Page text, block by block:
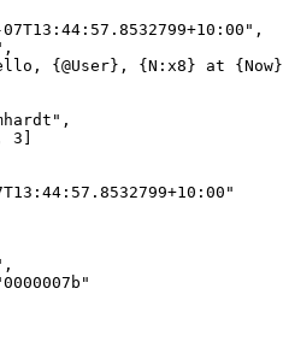
{@User}, {N:x8} at
3]